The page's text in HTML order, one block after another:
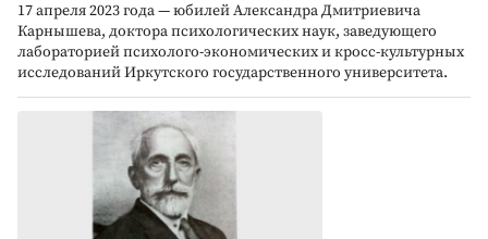
17 апреля 2023 года — юбилей Александра Дмитриевича
Карнышева, доктора психологических наук, заведующего
лабораторией психолого-экономических и кросс-культурных
исследований Иркутского государственного университета.